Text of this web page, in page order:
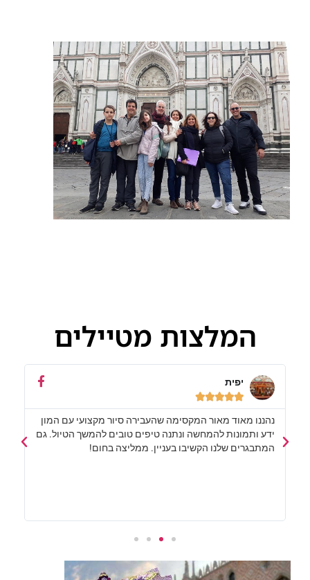
המלצות מטיילים
יפית





נהננו מאוד מאור המקסימה שהעבירה סיור מקצועי עם המון
ידע ותמונות להמחשה ונתנה טיפים טובים להמשך הטיול. גם
המתבגרים שלנו הקשיבו בעניין. ממליצה בחום!